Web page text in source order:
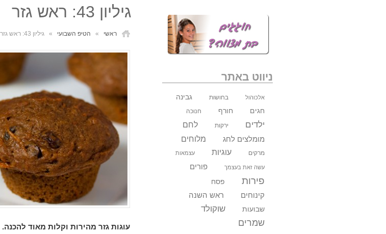
גיליון 43: ראש גזר
ראשי » הטיפ השבועי » גיליון 43: ראש גזר
עוגות גזר מהירות וקלות מאוד להכנה.
ניווט באתר
אלכוהול בחושות
גבינה
חגים
חורף חנוכה
ילדים ירקות לחם
מומלצים לחג מלוחים
מרקים עוגיות עצמאות
עשה זאת בעצמך פורים
פירות פסח
קינוחים
ראש השנה
שבועות
שוקולד
שמרים